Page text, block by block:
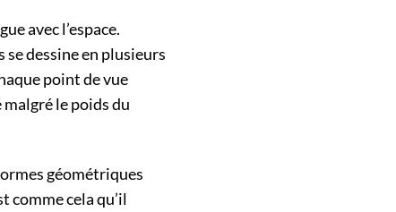
avec l’espace.
se dessine en plusieurs
point de vue
le poids du
géométriques
comme cela qu’il